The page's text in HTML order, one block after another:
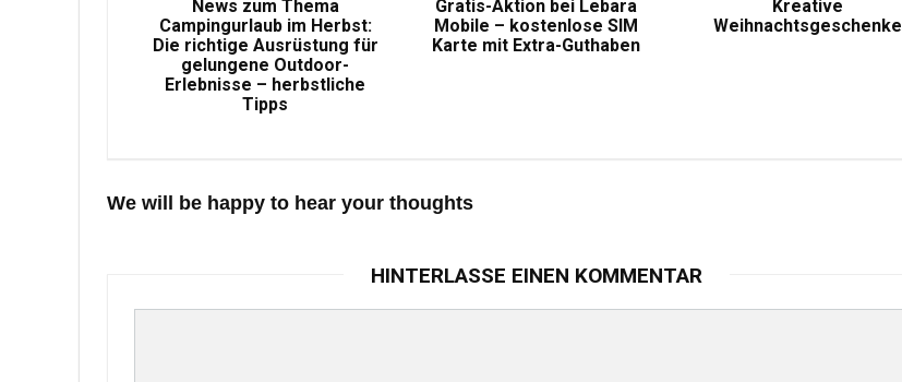
News zum Thema
Campingurlaub im Herbst:
Die richtige Ausrüstung für
gelungene Outdoor-
Erlebnisse – herbstliche
Tipps
Gratis-Aktion bei Lebara
Mobile – kostenlose SIM
Karte mit Extra-Guthaben
Kreative
Weihnachtsgeschenke
We will be happy to hear your thoughts
HINTERLASSE EINEN KOMMENTAR